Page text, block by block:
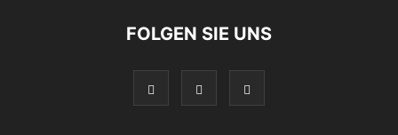
FOLGEN SIE UNS